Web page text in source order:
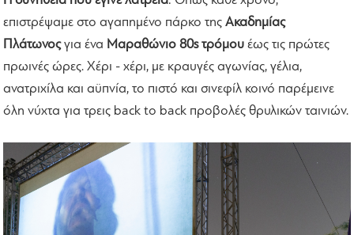
επιστρέψαμε στο αγαπημένο πάρκο τηςΑκαδημίας
Πλάτωνοςγια ένα Μαραθώνιο 80s τρόμου έως τις πρώτες
πρωινές ώρες. Χέρι - χέρι, με κραυγές αγωνίας, γέλια,
ανατριχίλα και αϋπνία, το πιστό και σινεφίλ κοινό παρέμεινε
όλη νύχτα για τρεις back to back προβολές θρυλικών ταινιών.